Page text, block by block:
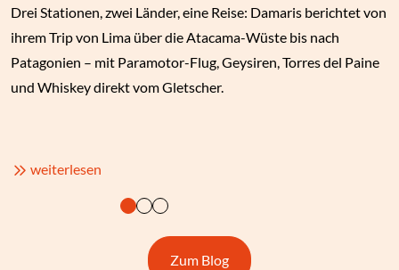
Drei Stationen, zwei Länder, eine Reise: Damaris berichtet von
ihrem Trip von Lima über die Atacama-Wüste bis nach
Patagonien – mit Paramotor-Flug, Geysiren, Torres del Paine
und Whiskey direkt vom Gletscher.
weiterlesen
Zum Blog(Link öffnet einen neuen